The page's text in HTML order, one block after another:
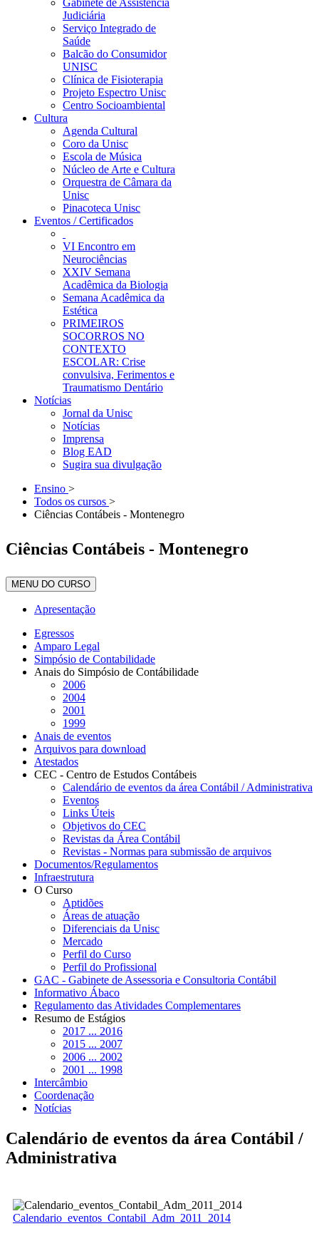
Gabinete de Assistência
Judiciária
Serviço Integrado de
Saúde
Balcão do Consumidor
UNISC
Clínica de Fisioterapia
Projeto Espectro Unisc
Centro Socioambiental
Cultura
Agenda Cultural
Coro da Unisc
Escola de Música
Núcleo de Arte e Cultura
Orquestra de Câmara da
Unisc
Pinacoteca Unisc
Eventos / Certificados
VI Encontro em
Neurociências
XXIV Semana
Acadêmica da Biologia
Semana Acadêmica da
Estética
PRIMEIROS
SOCORROS NO
CONTEXTO
ESCOLAR: Crise
convulsiva, Ferimentos e
Traumatismo Dentário
Notícias
Jornal da Unisc
Notícias
Imprensa
Blog EAD
Sugira sua divulgação
Ensino >
Todos os cursos >
Ciências Contábeis - Montenegro
Ciências Contábeis - Montenegro
MENU DO CURSO
Apresentação
Egressos
Amparo Legal
Simpósio de Contabilidade
Anais do Simpósio de Contábilidade
2006
2004
2001
1999
Anais de eventos
Arquivos para download
Atestados
CEC - Centro de Estudos Contábeis
Calendário de eventos da área Contábil / Administrativa
Eventos
Links Úteis
Objetivos do CEC
Revistas da Área Contábil
Revistas - Normas para submissão de arquivos
Documentos/Regulamentos
Infraestrutura
O Curso
Aptidões
Áreas de atuação
Diferenciais da Unisc
Mercado
Perfil do Curso
Perfil do Profissional
GAC - Gabinete de Assessoria e Consultoria Contábil
Informativo Ábaco
Regulamento das Atividades Complementares
Resumo de Estágios
2017 ... 2016
2015 ... 2007
2006 ... 2002
2001 ... 1998
Intercâmbio
Coordenação
Notícias
Calendário de eventos da área Contábil /
Administrativa
Calendario_eventos_Contabil_Adm_2011_2014